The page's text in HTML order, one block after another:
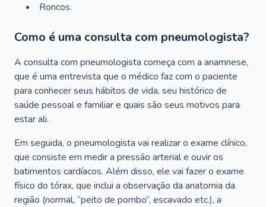
Roncos.
Como é uma consulta com pneumologista?
A consulta com pneumologista começa com a anamnese,
que é uma entrevista que o médico faz com o paciente
para conhecer seus hábitos de vida, seu histórico de
saúde pessoal e familiar e quais são seus motivos para
estar ali.
Em seguida, o pneumologista vai realizar o exame clínico,
que consiste em medir a pressão arterial e ouvir os
batimentos cardíacos. Além disso, ele vai fazer o exame
físico do tórax, que inclui a observação da anatomia da
região (normal, “peito de pombo”, escavado etc.), a